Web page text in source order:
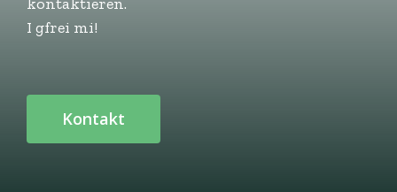
I gfrei mi!
Kontakt